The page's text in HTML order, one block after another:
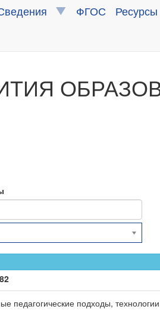
ФГОС Ресурсы
подходы,